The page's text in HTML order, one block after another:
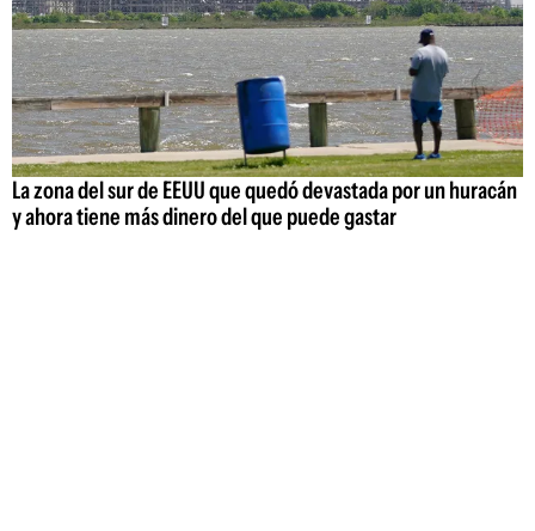
La zona del sur de EEUU que quedó devastada por un huracán
y ahora tiene más dinero del que puede gastar